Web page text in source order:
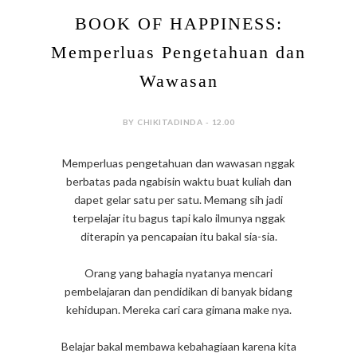
BOOK OF HAPPINESS:
Memperluas Pengetahuan dan
Wawasan
BY CHIKITADINDA - 12.00
Memperluas pengetahuan dan wawasan nggak
berbatas pada ngabisin waktu buat kuliah dan
dapet gelar satu per satu. Memang sih jadi
terpelajar itu bagus tapi kalo ilmunya nggak
diterapin ya pencapaian itu bakal sia-sia.
Orang yang bahagia nyatanya mencari
pembelajaran dan pendidikan di banyak bidang
kehidupan. Mereka cari cara gimana make nya.
Belajar bakal membawa kebahagiaan karena kita